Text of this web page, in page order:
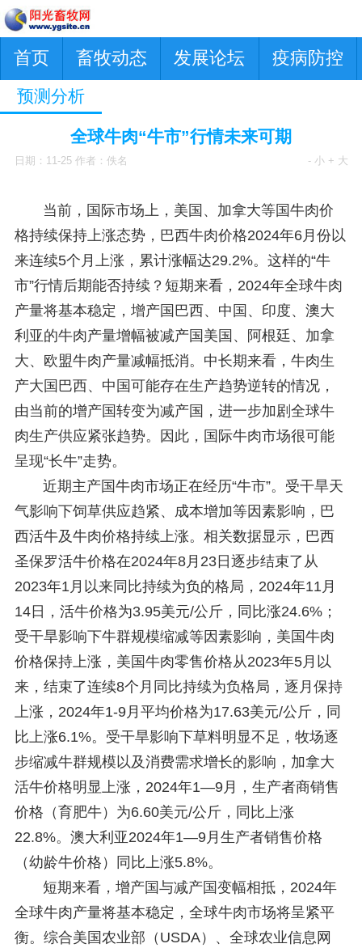
首页 畜牧动态 发展论坛 疫病防控
预测分析
全球牛肉“牛市”行情未来可期
日期：11-25 作者：佚名 - 小 + 大
当前，国际市场上，美国、加拿大等国牛肉价
格持续保持上涨态势，巴西牛肉价格2024年6月份以
来连续5个月上涨，累计涨幅达29.2%。这样的“牛
市”行情后期能否持续？短期来看，2024年全球牛肉
产量将基本稳定，增产国巴西、中国、印度、澳大
利亚的牛肉产量增幅被减产国美国、阿根廷、加拿
大、欧盟牛肉产量减幅抵消。中长期来看，牛肉生
产大国巴西、中国可能存在生产趋势逆转的情况，
由当前的增产国转变为减产国，进一步加剧全球牛
肉生产供应紧张趋势。因此，国际牛肉市场很可能
呈现“长牛”走势。
近期主产国牛肉市场正在经历“牛市”。受干旱天
气影响下饲草供应趋紧、成本增加等因素影响，巴
西活牛及牛肉价格持续上涨。相关数据显示，巴西
圣保罗活牛价格在2024年8月23日逐步结束了从
2023年1月以来同比持续为负的格局，2024年11月
14日，活牛价格为3.95美元/公斤，同比涨24.6%；
受干旱影响下牛群规模缩减等因素影响，美国牛肉
价格保持上涨，美国牛肉零售价格从2023年5月以
来，结束了连续8个月同比持续为负格局，逐月保持
上涨，2024年1-9月平均价格为17.63美元/公斤，同
比上涨6.1%。受干旱影响下草料明显不足，牧场逐
步缩减牛群规模以及消费需求增长的影响，加拿大
活牛价格明显上涨，2024年1—9月，生产者商销售
价格（育肥牛）为6.60美元/公斤，同比上涨
22.8%。澳大利亚2024年1—9月生产者销售价格
（幼龄牛价格）同比上涨5.8%。
短期来看，增产国与减产国变幅相抵，2024年
全球牛肉产量将基本稳定，全球牛肉市场将呈紧平
衡。综合美国农业部（USDA）、全球农业信息网